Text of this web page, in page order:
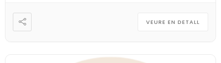
VEURE EN DETALL